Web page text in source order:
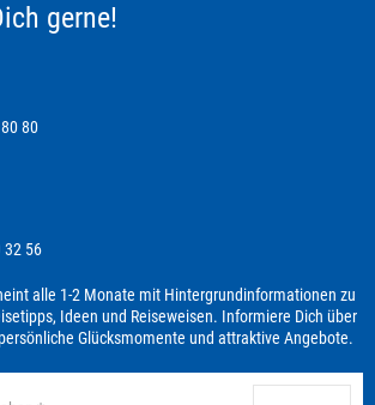
gerne!
80
32 56
alle 1-2 Monate mit Hintergrundinformationen zu
Ideen und Reiseweisen. Informiere Dich über
Glücksmomente und attraktive Angebote.